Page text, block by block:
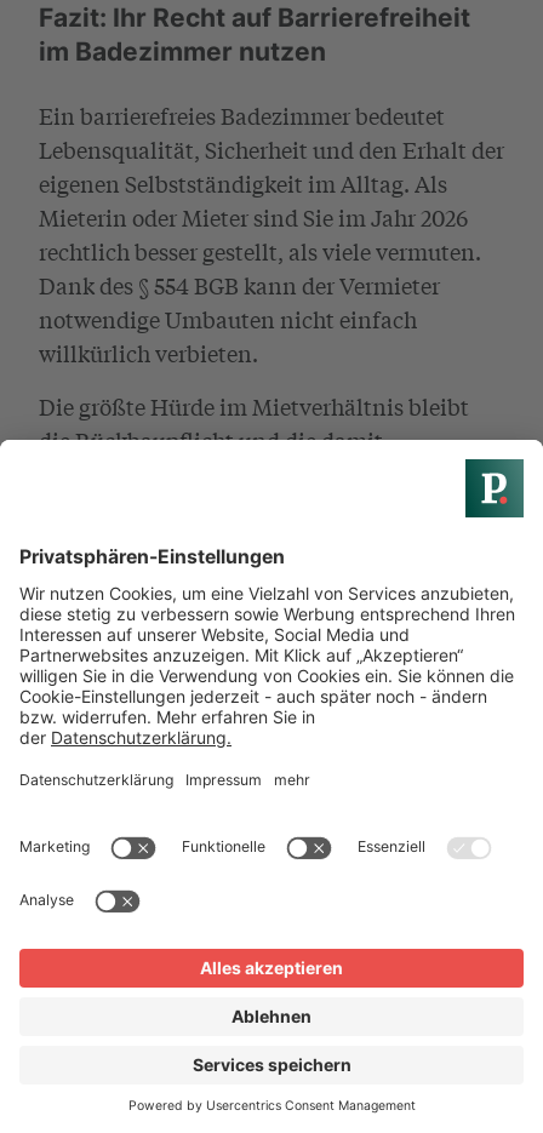
Fazit: Ihr Recht auf Barrierefreiheit
im Badezimmer nutzen
Ein barrierefreies Badezimmer bedeutet
Lebensqualität, Sicherheit und den Erhalt der
eigenen Selbstständigkeit im Alltag. Als
Mieterin oder Mieter sind Sie im Jahr 2026
rechtlich besser gestellt, als viele vermuten.
Dank des § 554 BGB kann der Vermieter
notwendige Umbauten nicht einfach
willkürlich verbieten.
Die größte Hürde im Mietverhältnis bleibt
die Rückbaupflicht und die damit
verbundene Sicherheitsleistung. Suchen Sie
Ihrem Vermieter. Argumentieren Sie mit der
Wertsteigerung der Immobilie und versuchen
Sie, eine zukunftssichere, schriftliche
Vereinbarung zu treffen, die einen Rückbau
ausschließt. Kombiniert mit den Zuschüssen
der Pflegekasse von bis zu 4.180 Euro lässt
sich der Traum vom barrierefreien
Wohlfühlbad auch in einer Mietwohnung
Die häufigsten Fragen
Kann der Vermieter den Umbau einer